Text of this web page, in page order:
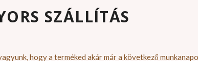
SZÁLLÍTÁS
hogy a terméked akár már a következő